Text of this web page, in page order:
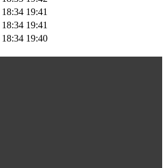
18:34 19:41
18:34 19:41
18:34 19:40